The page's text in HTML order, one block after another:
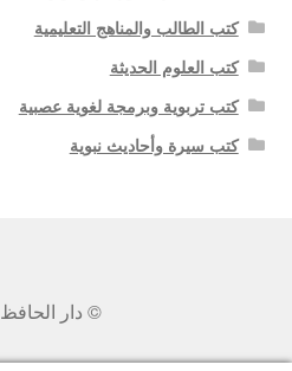
كتب الطالب والمناهج التعليمية
كتب العلوم الحديثة
كتب تربوية وبرمجة لغوية عصبية
كتب سيرة وأحاديث نبوية
© دار الحافظ 2021